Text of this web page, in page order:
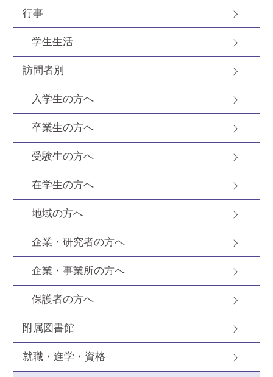
行事
学生生活
訪問者別
入学生の方へ
卒業生の方へ
受験生の方へ
在学生の方へ
地域の方へ
企業・研究者の方へ
企業・事業所の方へ
保護者の方へ
附属図書館
就職・進学・資格